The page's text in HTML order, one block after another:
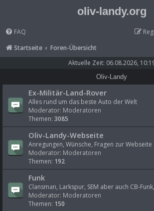
oliv-landy.org
FAQ
Startseite
Foren-Übersicht
Aktuelle Zeit: 06.08.2026,
Oliv-Landy
Ex-Militär-Land-Rover
Alles rund um das beste Auto der Welt
Moderator: Moderatoren
Themen: 3085
Oliv-Landy-Webseite
Anregungen, Wünsche, Fragen zur Webseite
Moderator: Moderatoren
Themen: 192
Funk
Clansman, Larkspur, SEM aber auch CB-
Moderator: Moderatoren
Themen: 150